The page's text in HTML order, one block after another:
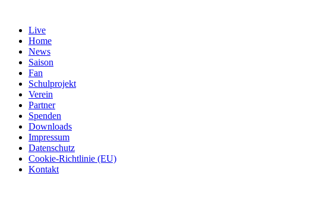
Live
Home
News
Saison
Fan
Schulprojekt
Verein
Partner
Spenden
Downloads
Impressum
Datenschutz
Cookie-Richtlinie (EU)
Kontakt